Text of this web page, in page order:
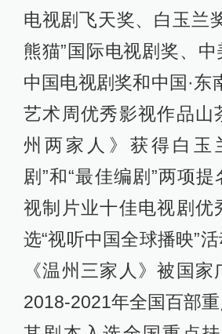
电视剧飞天奖、白玉兰
熊猫”国际电视剧奖、
中国电视剧奖和中国·东
艺术周优秀影视作品山
州两家人》获得白玉
剧”和“最佳编剧”两项
视制片业十佳电视剧优
选“视听中国全球播映”活
《温州三家人》被国
2018-2021年全国百部重